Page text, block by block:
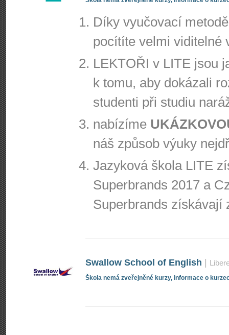
Díky vyučovací
pocítíte velmi viditelné
LEKTOŘI v LITE jsou
k tomu, aby dokázali
studenti při studiu
nabízíme
náš způsob výuky
Jazyková škola LITE
Superbrands 2017 a
Superbrands získávají
Swallow School of English
Škola nemá zveřejněné kurzy, informace o